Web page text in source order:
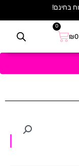
₪0
0
עגלת